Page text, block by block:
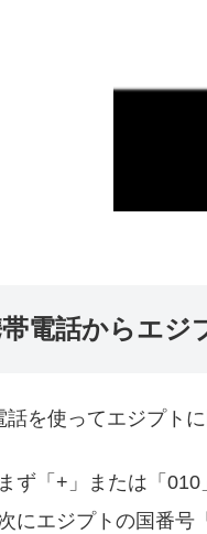
電話からエジ
話を使ってエジプト
まず「+」または「010
にエジプトの国番号